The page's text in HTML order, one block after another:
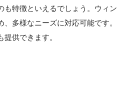
も特徴といえるでしょう。ウィン
多様なニーズに対応可能です。
供できます。